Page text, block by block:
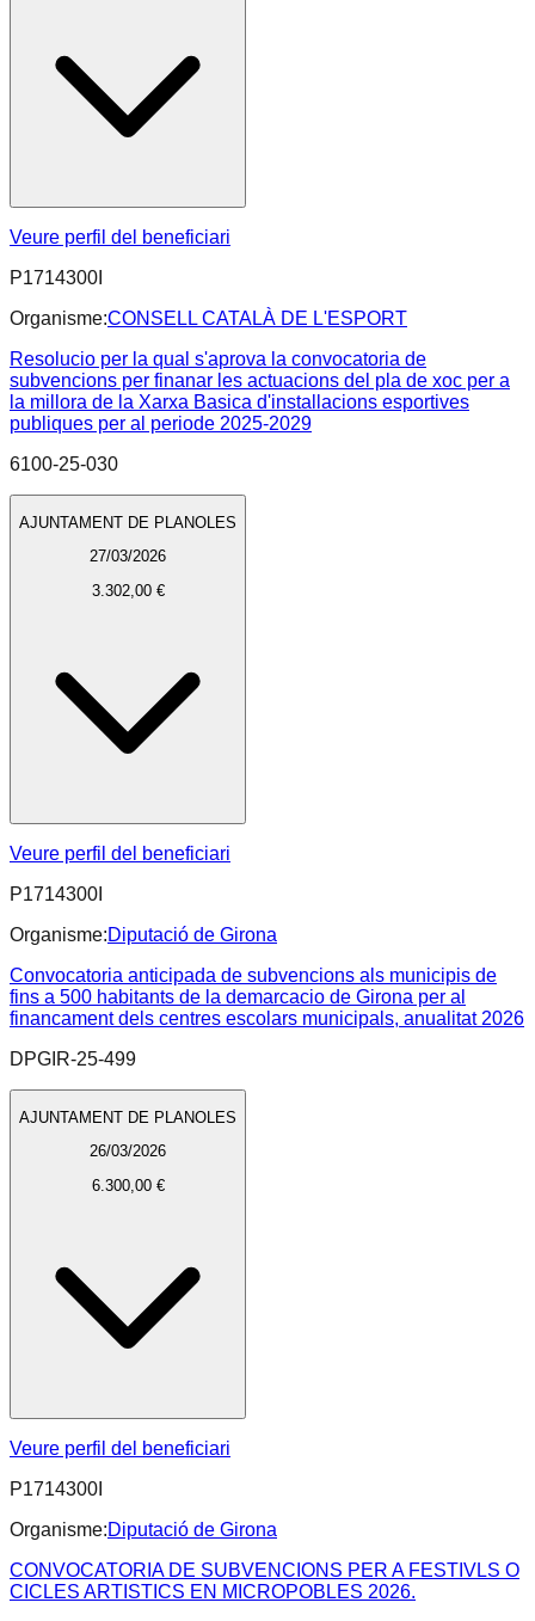
Veure perfil del beneficiari
P1714300I
Organisme:CONSELL CATALÀ DE L'ESPORT
Resolucio per la qual s'aprova la convocatoria de
subvencions per finanar les actuacions del pla de xoc per a
la millora de la Xarxa Basica d'installacions esportives
publiques per al periode 2025-2029
6100-25-030
AJUNTAMENT DE PLANOLES
27/03/2026
3.302,00 €
Veure perfil del beneficiari
P1714300I
Organisme:Diputació de Girona
Convocatoria anticipada de subvencions als municipis de
fins a 500 habitants de la demarcacio de Girona per al
financament dels centres escolars municipals, anualitat 2026
DPGIR-25-499
AJUNTAMENT DE PLANOLES
26/03/2026
6.300,00 €
Veure perfil del beneficiari
P1714300I
Organisme:Diputació de Girona
CONVOCATORIA DE SUBVENCIONS PER A FESTIVLS O
CICLES ARTISTICS EN MICROPOBLES 2026.